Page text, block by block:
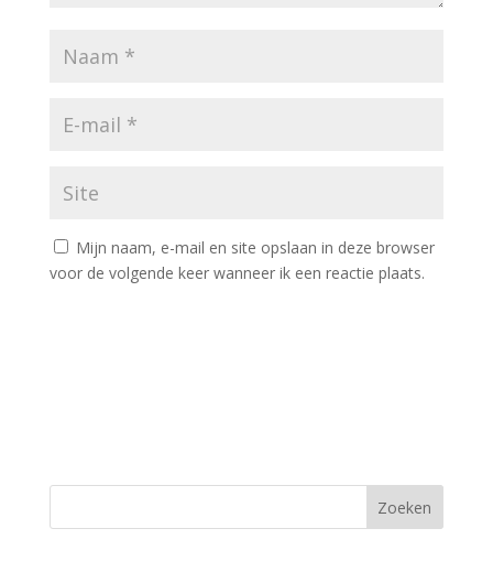
Mijn naam, e-mail en site opslaan in deze browser
voor de volgende keer wanneer ik een reactie plaats.